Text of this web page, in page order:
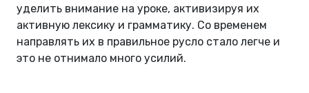
уделить внимание на уроке, активизируя их
активную лексику и грамматику. Со временем
направлять их в правильное русло стало легче и
это не отнимало много усилий.